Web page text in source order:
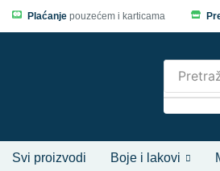
Plaćanje pouzećem i karticama
Svi proizvodi Boje i lakovi